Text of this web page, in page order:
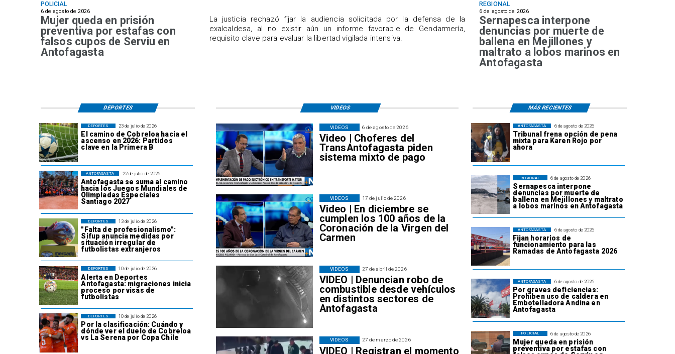
​La justicia rechazó fijar la audiencia solicitada por la defensa de la
exalcaldesa, al no existir aún un informe favorable de Gendarmería,
requisito clave para evaluar la libertad vigilada intensiva.
POLICIAL
6 de agosto de 2026
Mujer queda en prisión
preventiva por estafas con
falsos cupos de Serviu en
Antofagasta
REGIONAL
6 de agosto de 2026
Sernapesca interpone
denuncias por muerte de
ballena en Mejillones y
maltrato a lobos marinos en
Antofagasta
6 de agosto de 2026
Tribunal frena opción de pena
mixta para Karen Rojo por
ahora
ANTOFAGASTA
6 de agosto de 2026
Sernapesca interpone
denuncias por muerte de
ballena en Mejillones y maltrato
a lobos marinos en Antofagasta
REGIONAL
6 de agosto de 2026
Fijan horarios de
funcionamiento para las
Ramadas de Antofagasta 2026
ANTOFAGASTA
6 de agosto de 2026
Por graves deficiencias:
Prohiben uso de caldera en
Embotelladora Andina en
Antofagasta
ANTOFAGASTA
6 de agosto de 2026
Mujer queda en prisión
preventiva por estafas con
POLICIAL
23 de julio de 2026
El camino de Cobreloa hacia el
ascenso en 2026: Partidos
clave en la Primera B
DEPORTES
22 de julio de 2026
Antofagasta se suma al camino
hacia los Juegos Mundiales de
Olimpiadas Especiales
Santiago 2027
ANTOFAGASTA
13 de julio de 2026
"Falta de profesionalismo":
Sifup anuncia medidas por
situación irregular de
futbolistas extranjeros
DEPORTES
10 de julio de 2026
Alerta en Deportes
Antofagasta: migraciones inicia
proceso por visas de
futbolistas
DEPORTES
10 de julio de 2026
Por la clasificación: Cuándo y
dónde ver el duelo de Cobreloa
vs La Serena por Copa Chile
DEPORTES
6 de agosto de 2026
Video | Choferes del
TransAntofagasta piden
sistema mixto de pago
VIDEOS
17 de julio de 2026
Video | En diciembre se
cumplen los 100 años de la
Coronación de la Virgen del
Carmen
VIDEOS
27 de abril de 2026
VIDEO | Denuncian robo de
combustible desde vehículos
en distintos sectores de
Antofagasta
VIDEOS
27 de marzo de 2026
VIDEO | Registran el momento
VIDEOS
VIDEOS
DEPORTES MÁS RECIENTES